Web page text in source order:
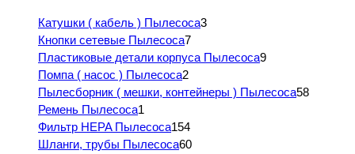
Катушки ( кабель ) Пылесоса3
Кнопки сетевые Пылесоса7
Пластиковые детали корпуса Пылесоса9
Помпа ( насос ) Пылесоса2
Пылесборник ( мешки, контейнеры ) Пылесоса58
Ремень Пылесоса1
Фильтр HEPA Пылесоса154
Шланги, трубы Пылесоса60